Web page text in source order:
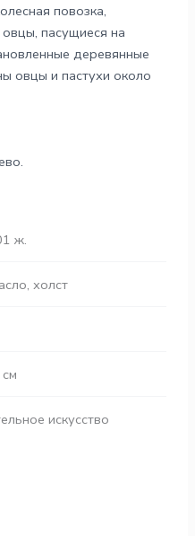
повозка,
пасущиеся на
деревянные
овцы и пастухи около
ж.
,холст
искусство